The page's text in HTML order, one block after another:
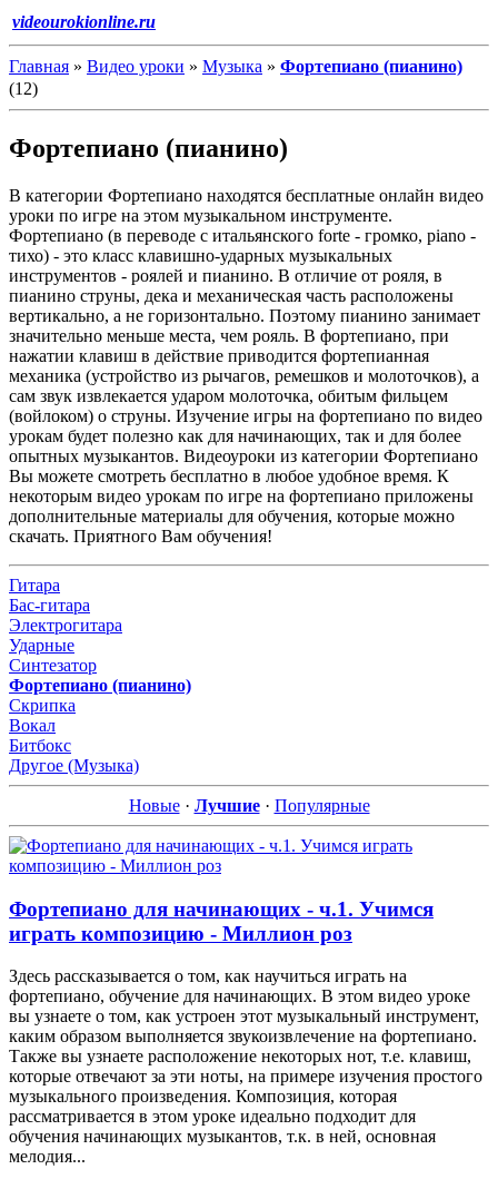
videourokionline.ru
Главная » Видео уроки » Музыка » Фортепиано (пианино)
(12)
Фортепиано (пианино)
В категории Фортепиано находятся бесплатные онлайн видео
уроки по игре на этом музыкальном инструменте.
Фортепиано (в переводе с итальянского forte - громко, piano -
тихо) - это класс клавишно-ударных музыкальных
инструментов - роялей и пианино. В отличие от рояля, в
пианино струны, дека и механическая часть расположены
вертикально, а не горизонтально. Поэтому пианино занимает
значительно меньше места, чем рояль. В фортепиано, при
нажатии клавиш в действие приводится фортепианная
механика (устройство из рычагов, ремешков и молоточков), а
сам звук извлекается ударом молоточка, обитым фильцем
(войлоком) о струны. Изучение игры на фортепиано по видео
урокам будет полезно как для начинающих, так и для более
опытных музыкантов. Видеоуроки из категории Фортепиано
Вы можете смотреть бесплатно в любое удобное время. К
некоторым видео урокам по игре на фортепиано приложены
дополнительные материалы для обучения, которые можно
скачать. Приятного Вам обучения!
Гитара
Бас-гитара
Электрогитара
Ударные
Синтезатор
Фортепиано (пианино)
Скрипка
Вокал
Битбокс
Другое (Музыка)
Новые · Лучшие · Популярные
Фортепиано для начинающих - ч.1. Учимся
играть композицию - Миллион роз
Здесь рассказывается о том, как научиться играть на
фортепиано, обучение для начинающих. В этом видео уроке
вы узнаете о том, как устроен этот музыкальный инструмент,
каким образом выполняется звукоизвлечение на фортепиано.
Также вы узнаете расположение некоторых нот, т.е. клавиш,
которые отвечают за эти ноты, на примере изучения простого
музыкального произведения. Композиция, которая
рассматривается в этом уроке идеально подходит для
обучения начинающих музыкантов, т.к. в ней, основная
мелодия...